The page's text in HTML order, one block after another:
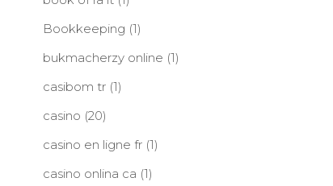
Bookkeeping (1)
bukmacherzy online (1)
casibom tr(1)
casino (20)
casino en ligne fr(1)
casino onlina ca (1)